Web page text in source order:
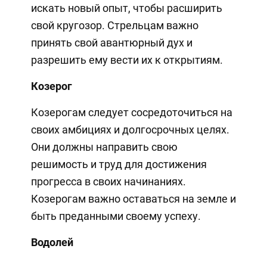
искать новый опыт, чтобы расширить
свой кругозор. Стрельцам важно
принять свой авантюрный дух и
разрешить ему вести их к открытиям.
Козерог
Козерогам следует сосредоточиться на
своих амбициях и долгосрочных целях.
Они должны направить свою
решимость и труд для достижения
прогресса в своих начинаниях.
Козерогам важно оставаться на земле и
быть преданными своему успеху.
Водолей